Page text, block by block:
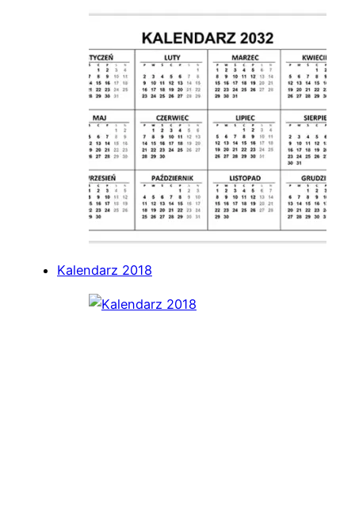
Kalendarz 2018